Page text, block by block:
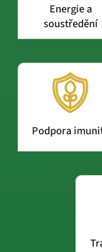
Energie a
soustředění
Podpora